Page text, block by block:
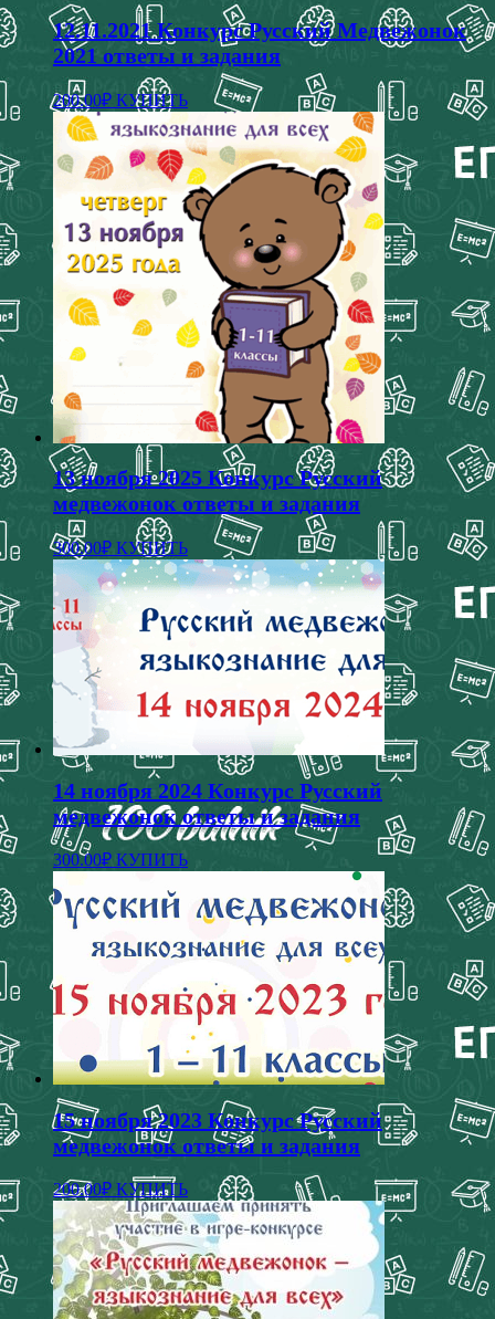
странице
товара.
12.11.2021 Конкурс Русский Медвежонок
2021 ответы и задания
200.00₽ КУПИТЬ Этот
товар
имеет
несколько
вариаций.
Опции
можно
выбрать
на
странице
товара.
13 ноября 2025 Конкурс Русский
медвежонок ответы и задания
300.00₽ КУПИТЬ Этот
товар
имеет
вариаций.
можно
на
странице
14 ноября 2024 Конкурс Русский
медвежонок ответы и задания
300.00₽ КУПИТЬ
товар
имеет
несколько
Опции
выбрать
на
странице
товара.
15 ноября 2023 Конкурс Русский
медвежонок ответы и задания
200.00₽ КУПИТЬ Этот
товар
имеет
несколько
вариаций.
Опции
можно